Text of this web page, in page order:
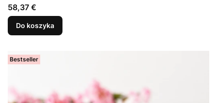
Cena
58,37 €
Do koszyka
Bestseller